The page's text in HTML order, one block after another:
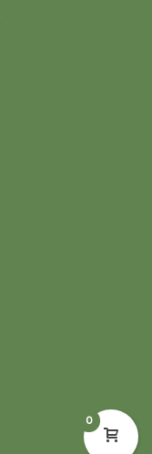
0